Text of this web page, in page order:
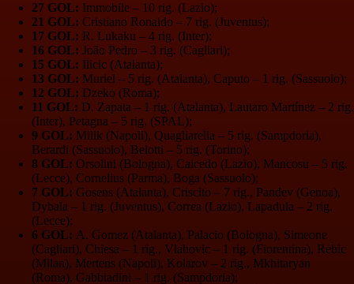
27 GOL: Immobile – 10 rig. (Lazio);
21 GOL: Cristiano Ronaldo – 7 rig. (Juventus);
17 GOL: R. Lukaku – 4 rig. (Inter);
16 GOL: João Pedro – 3 rig. (Cagliari);
15 GOL: Ilicic (Atalanta);
13 GOL: Muriel – 5 rig. (Atalanta), Caputo – 1 rig. (Sassuolo);
12 GOL: Dzeko (Roma);
11 GOL: D. Zapata – 1 rig. (Atalanta), Lautaro Martínez – 2 rig.
(Inter), Petagna – 5 rig. (SPAL);
9 GOL: Milik (Napoli), Quagliarella – 5 rig. (Sampdoria),
Berardi (Sassuolo), Belotti – 5 rig. (Torino);
8 GOL: Orsolini (Bologna), Caicedo (Lazio), Mancosu – 5 rig.
(Lecce), Cornelius (Parma), Boga (Sassuolo);
7 GOL: Gosens (Atalanta), Criscito – 7 rig., Pandev (Genoa),
Dybala – 1 rig. (Juventus), Correa (Lazio), Lapadula – 2 rig.
(Lecce);
6 GOL: A. Gomez (Atalanta), Palacio (Bologna), Simeone
(Cagliari), Chiesa – 1 rig., Vlahovic – 1 rig. (Fiorentina), Rebic
(Milan), Mertens (Napoli), Kolarov – 2 rig., Mkhitaryan
(Roma), Gabbiadini – 1 rig. (Sampdoria);